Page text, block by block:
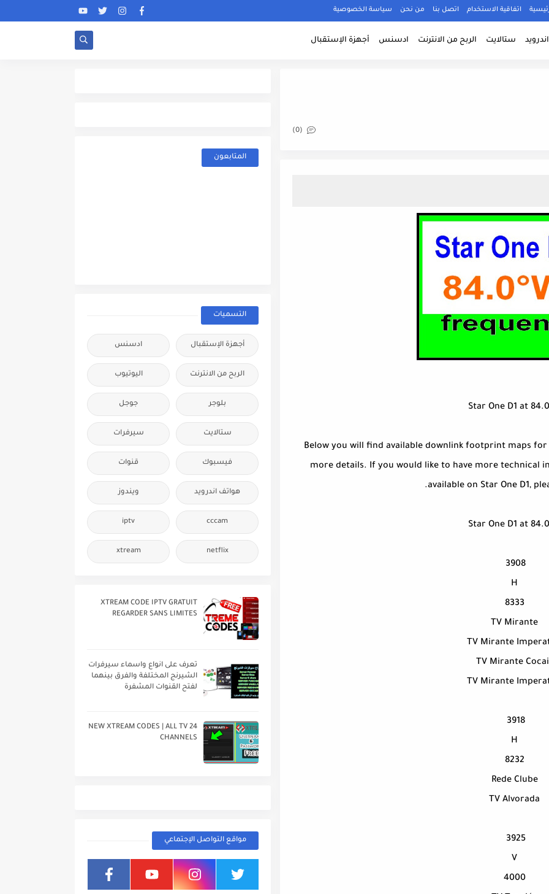
اتفاقية الاستخدام اتصل بنا من نحن سياسة الخصوصية
ستالايت الربح من الانترنت ادسنس أجهزة الإستقبال
(0)
Star One D1 at
Below you will find available downlink footprint maps for
more details. If you would like to have more technical
available on Star One D1,
Star One D1 at
3908
H
8333
TV Mirante
TV Mirante
TV Mirante
TV Mirante
3918
H
8232
Rede Clube
TV Alvorada
3925
V
4000
المتابعون
التسميات
أجهزة الإستقبال ادسنس
الربح من الانترنت اليوتيوب
بلوجر جوجل
ستالايت سيرفرات
فيسبوك قنوات
هواتف اندرويد ويندوز
cccam
iptv
netflix
xtream
XTREAM CODE IPTV GRATUIT
REGARDER SANS LIMITES
تعرف على انواع واسماء سيرفرات
الشيرنج المختلفة والفرق بينهما
لفتح القنوات المشفرة
24 NEW XTREAM CODES | ALL TV
CHANNELS
مواقع التواصل الإجتماعي